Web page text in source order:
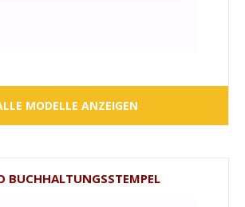
MODELLE ANZEIGEN
BUCHHALTUNGSSTEMPEL